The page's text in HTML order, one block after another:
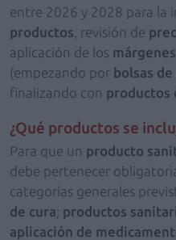
entre 2026 y 2028 para la
productos , revisión de
aplicación de los márgenes
(empezando por bolsas
finalizando con productos
¿Qué productos se
Para que un producto
debe pertenecer
categorías generales
de cura; productos
aplicación de